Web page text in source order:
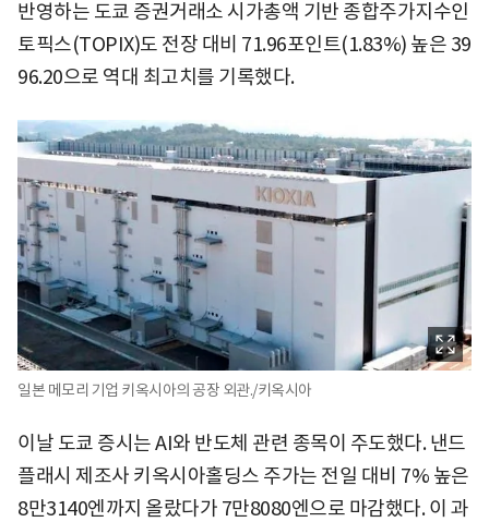
반영하는 도쿄 증권거래소 시가총액 기반 종합주가지수인
토픽스(TOPIX)도 전장 대비 71.96포인트(1.83%) 높은 39
96.20으로 역대 최고치를 기록했다.
일본 메모리 기업 키옥시아의 공장 외관./키옥시아
이날 도쿄 증시는 AI와 반도체 관련 종목이 주도했다. 낸드
플래시 제조사 키옥시아홀딩스 주가는 전일 대비 7% 높은
8만3140엔까지 올랐다가 7만8080엔으로 마감했다. 이 과